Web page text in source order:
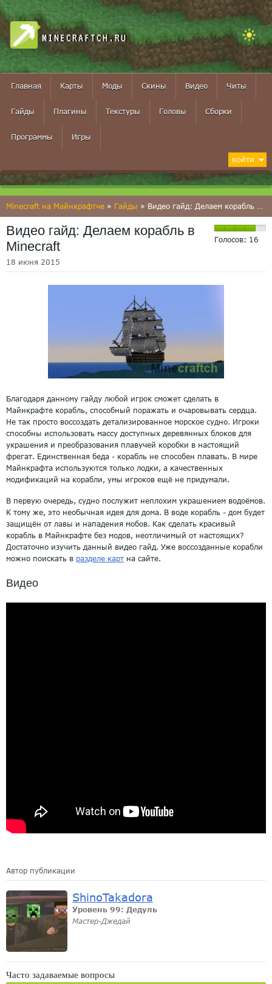
MINECRAFTCH.RU
Главная Карты Моды Скины Видео Читы
Гайды Плагины Текстуры Головы Сборки
Программы Игры
ВОЙТИ
Minecraft на Майнкрафтче » Гайды » Видео гайд: Делаем корабль в Minecraft
Голосов: 16
Видео гайд: Делаем корабль в
Minecraft
18 июня 2015
Благодаря данному гайду любой игрок сможет сделать в
Майнкрафте корабль, способный поражать и очаровывать сердца.
Не так просто воссоздать детализированное морское судно. Игроки
способны использовать массу доступных деревянных блоков для
украшения и преобразования плавучей коробки в настоящий
фрегат. Единственная беда - корабль не способен плавать. В мире
Майнкрафта используются только лодки, а качественных
модификаций на корабли, умы игроков ещё не придумали.
В первую очередь, судно послужит неплохим украшением водоёмов.
К тому же, это необычная идея для дома. В воде корабль - дом будет
защищён от лавы и нападения мобов. Как сделать красивый
корабль в Майнкрафте без модов, неотличимый от настоящих?
Достаточно изучить данный видео гайд. Уже воссозданные корабли
можно поискать в разделе карт на сайте.
Видео
Автор публикации
ShinoTakadora
Уровень 99: Дедуль
Мастер-Джедай
Часто задаваемые вопросы